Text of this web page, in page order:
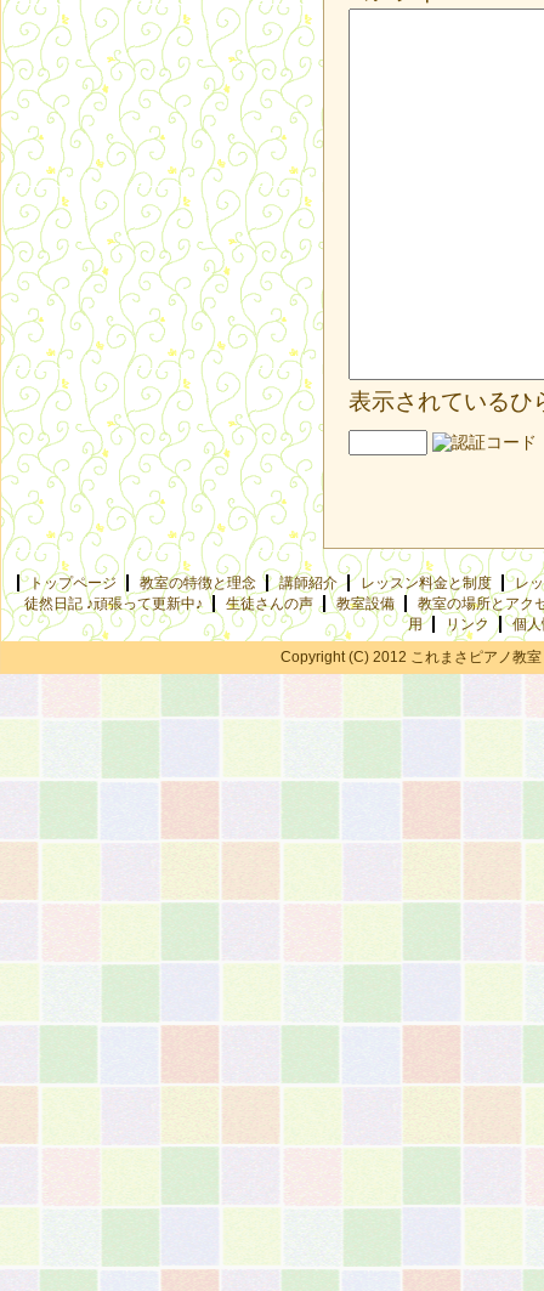
表示されているひ
トップページ 教室の特徴と理念 講師紹介 レッスン料金と制度
レ
徒然日記 ♪頑張って更新中♪
生徒さんの声 教室設備
教室の場所とアク
用
リンク
個
Copyright (C) 2012 これまさピアノ教